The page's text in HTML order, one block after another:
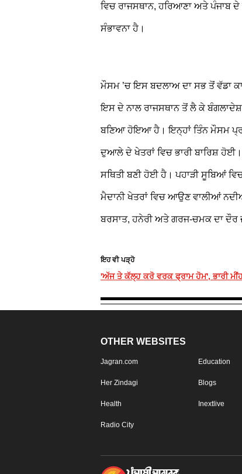
ਵਿਚ ਰਾਜਸਥਾਨ, ਹਰਿਆਣਾ ਅਤੇ ਪੰਜਾਬ
ਸੰਭਾਵਨਾ ਹੈ।
ਮੌਸਮ ’ਚ ਇਸ ਬਦਲਾਅ ਦਾ ਸਭ ਤੋਂ ਵੱਡਾ
ਇਸ ਦੇ ਨਾਲ ਰਾਜਸਥਾਨ ਤੋਂ ਲੈ ਕੇ
ਬਣਿਆ ਹੋਇਆ ਹੈ। ਇਨ੍ਹਾਂ ਤਿੰਨ ਮੌਸਮ
ਦੁਆਲੇ ਦੇ ਖੇਤਰਾਂ ਵਿਚ ਭਾਰੀ ਬਾਰਿਸ਼
ਸਥਿਤੀ ਬਣੀ ਹੋਈ ਹੈ। ਪਹਾੜੀ ਸੂਬਿਆਂ
ਮੈਦਾਨੀ ਖੇਤਰਾਂ ਵਿਚ ਆਉਣ ਵਾਲੀਆਂ
ਬਰਸਾਤ, ਹਨੇਰੀ ਅਤੇ ਗਰਜ-ਚਮਕ ਦਾ ਦੌਰ
ਇਹ ਵੀ ਪੜ੍ਹੋ
'ਅੱਜ ਤੇ ਕੱਲ੍ਹ ਕਰੋ ਵਰਕ ਫ੍ਰਾਮ ਹੋਮ', ਭਾਰੀ
OTHER WEBSITES
Jagran.com Education
Her Zindagi Blogs
Health Inextlive
Radio City